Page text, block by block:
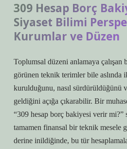
309 Hesap Borç
Siyaset Bilimi
Kurumlar ve Düzen
Toplumsal düzeni anlamaya çalışan
görünen teknik terimler bile aslında
kurulduğunu, nasıl sürdürüldüğünü
geldiğini açığa çıkarabilir. Bir
“309 hesap borç bakiyesi verir mi?”
tamamen finansal bir teknik mesele
derine inildiğinde, bu tür